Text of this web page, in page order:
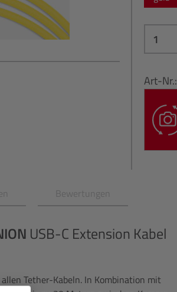
Art-Nr.:
Bewertungen
USB-C Extension Kabel
Tether-Kabeln. In Kombination mit